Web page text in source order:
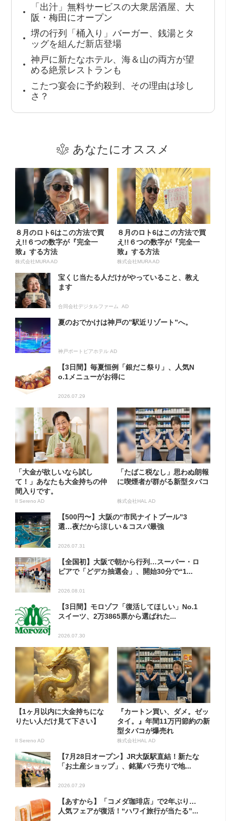
「出汁」無料サービスの大衆居酒屋、大
阪・梅田にオープン
堺の行列「桶入り」バーガー、銭湯とタ
ッグを組んだ新店登場
神戸に新たなホテル、海＆山の両方が望
める絶景レストランも
こたつ宴会に予約殺到、その理由は珍し
さ？
あなたにオススメ
８月のロト6はこの方法で買
え!!６つの数字が『完全一
致』する方法
株式会社MURA AD
８月のロト6はこの方法で買
え!!６つの数字が『完全一
致』する方法
株式会社MURA AD
宝くじ当たる人だけがやっていること、教え
ます
合同会社デジタルファーム AD
夏のおでかけは神戸の”駅近リゾート”へ。
神戸ポートピアホテル AD
【3日間】毎夏恒例「銀だこ祭り」、人気N
o.1メニューがお得に
2026.07.29
「大金が欲しいなら試し
て！」あなたも大金持ちの仲
間入りです。
Il Sereno AD
「たばこ税なし」思わぬ朗報
に喫煙者が群がる新型タバコ
株式会社HAL AD
【500円〜】大阪の“市民ナイトプール”3
選…夜だから涼しい＆コスパ最強
2026.07.31
【全国初】大阪で朝から行列…スーパー・ロ
ピアで「どデカ抽選会」、開始30分で“1...
2026.08.01
【3日間】モロゾフ「復活してほしい」No.1
スイーツ、2万3865票から選ばれた...
2026.07.30
【1ヶ月以内に大金持ちにな
りたい人だけ見て下さい】
Il Sereno AD
『カートン買い、ダメ。ゼッ
タイ。』年間11万円節約の新
型タバコが爆売れ
株式会社HAL AD
【7月28日オープン】JR大阪駅直結！新たな
「お土産ショップ」、銘菓バラ売りで地...
2026.07.29
【あすから】「コメダ珈琲店」で2年ぶり…
人気フェアが復活！“ハワイ旅行が当たる”...